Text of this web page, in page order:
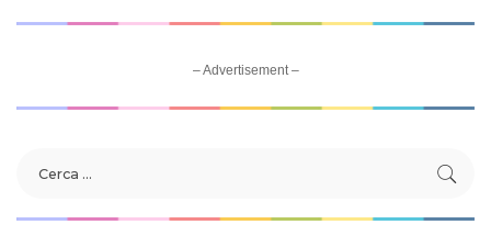
– Advertisement –